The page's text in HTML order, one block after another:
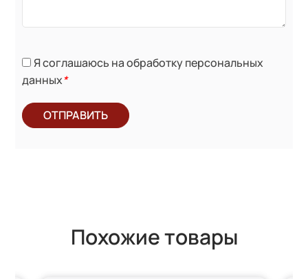
Я соглашаюсь на обработку персональных
данных*
ОТПРАВИТЬ
Похожие товары